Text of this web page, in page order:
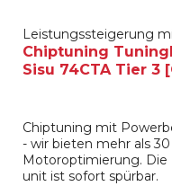
Leistungssteigerung
Chiptuning
Sisu 74CTA Tier 3
Chiptuning mit
- wir bieten mehr als
Motoroptimierung. Die
unit ist sofort spürbar.